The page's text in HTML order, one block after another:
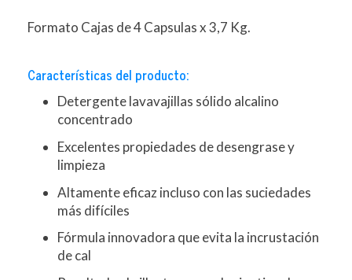
Formato Cajas de 4 Capsulas x 3,7 Kg.
Características del producto:
Detergente lavavajillas sólido alcalino
concentrado
Excelentes propiedades de desengrase y
limpieza
Altamente eficaz incluso con las suciedades
más difíciles
Fórmula innovadora que evita la incrustación
de cal